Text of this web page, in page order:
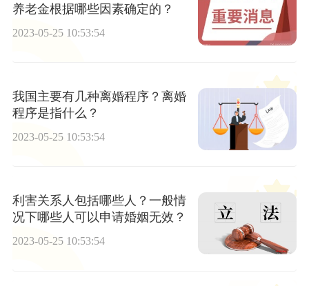
养老金根据哪些因素确定的？
2023-05-25 10:53:54
我国主要有几种离婚程序？离婚
程序是指什么？
2023-05-25 10:53:54
利害关系人包括哪些人？一般情
况下哪些人可以申请婚姻无效？
2023-05-25 10:53:54